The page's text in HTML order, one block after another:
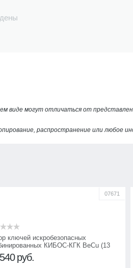
виде могут отличаться от
распространение или любое
07671
ключей искробезопасных
КИБОС-КГК BeCu (13
руб.